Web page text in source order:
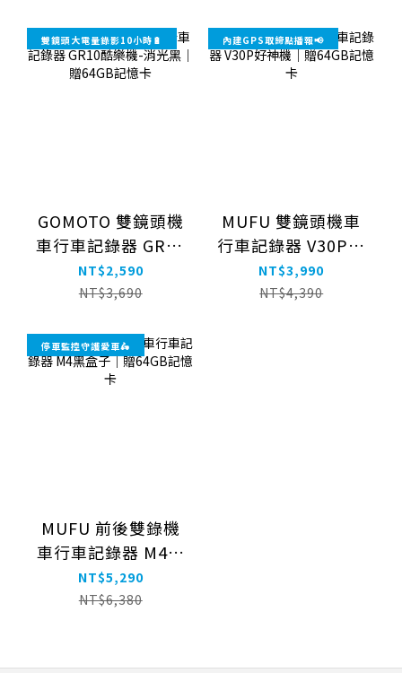
雙鏡頭大電量錄影10小時🔋
GOMOTO 雙鏡頭機
車行車記錄器 GR10
酷樂機-消光黑｜贈
64GB記憶卡
NT$2,590
NT$3,690
內建GPS取締點播報📢
MUFU 雙鏡頭機車
行車記錄器 V30P好
神機｜贈64GB記憶
卡
NT$3,990
NT$4,390
停車監控守護愛車🛵
MUFU 前後雙錄機
車行車記錄器 M4黑
盒子｜贈64GB記憶
卡
NT$5,290
NT$6,380